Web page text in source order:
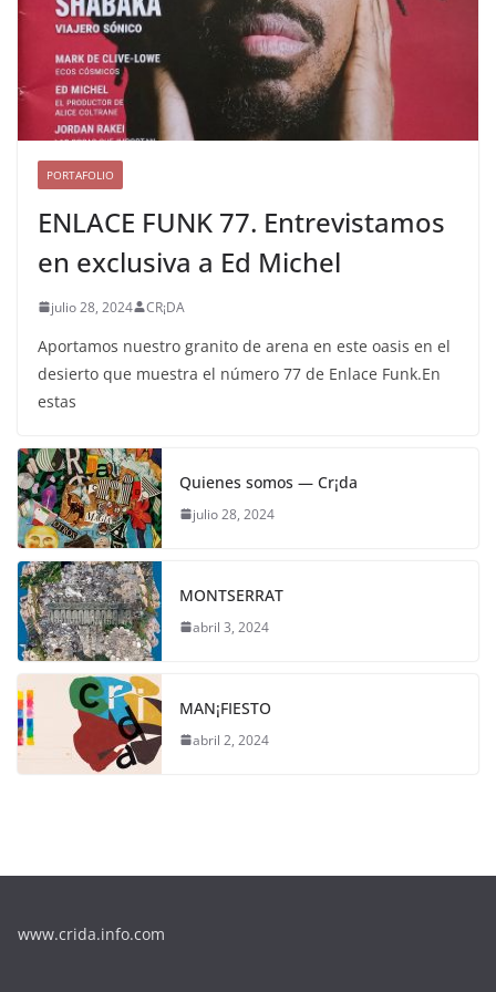
PORTAFOLIO
ENLACE FUNK 77. Entrevistamos
en exclusiva a Ed Michel
julio 28, 2024 CR¡DA
Aportamos nuestro granito de arena en este oasis en el
desierto que muestra el número 77 de Enlace Funk.En
estas
Quienes somos — Cr¡da
julio 28, 2024
MONTSERRAT
abril 3, 2024
MAN¡FIESTO
abril 2, 2024
www.crida.info.com